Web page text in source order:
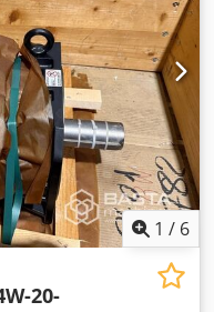
1 / 6
20-